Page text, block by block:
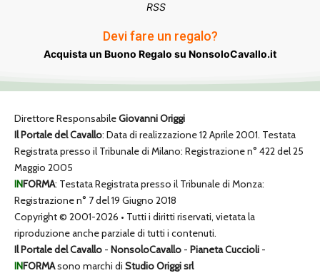
RSS
Devi fare un regalo?
Acquista un Buono Regalo su NonsoloCavallo.it
Direttore ResponsabileGiovanni Origgi
Il Portale del Cavallo: Data di realizzazione 12 Aprile 2001. Testata
Registrata presso il Tribunale di Milano: Registrazione n° 422 del 25
Maggio 2005
INFORMA: Testata Registrata presso il Tribunale di Monza:
Registrazione n° 7 del 19 Giugno 2018
Copyright © 2001-2026 • Tutti i diritti riservati, vietata la
riproduzione anche parziale di tutti i contenuti.
Il Portale del Cavallo - NonsoloCavallo - Pianeta Cuccioli -
INFORMAsono marchi di Studio Origgi srl